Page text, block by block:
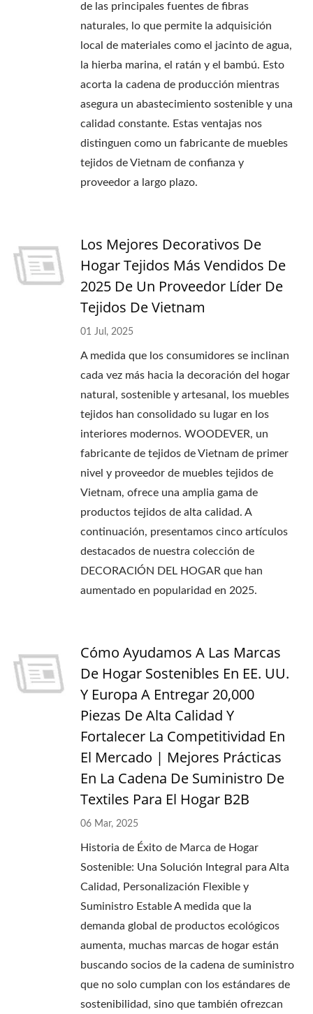
de las principales fuentes de fibras
naturales, lo que permite la adquisición
local de materiales como el jacinto de agua,
la hierba marina, el ratán y el bambú. Esto
acorta la cadena de producción mientras
asegura un abastecimiento sostenible y una
calidad constante. Estas ventajas nos
distinguen como un fabricante de muebles
tejidos de Vietnam de confianza y
proveedor a largo plazo.
Los Mejores Decorativos De
Hogar Tejidos Más Vendidos De
2025 De Un Proveedor Líder De
Tejidos De Vietnam
01 Jul, 2025
A medida que los consumidores se inclinan
cada vez más hacia la decoración del hogar
natural, sostenible y artesanal, los muebles
tejidos han consolidado su lugar en los
interiores modernos. WOODEVER, un
fabricante de tejidos de Vietnam de primer
nivel y proveedor de muebles tejidos de
Vietnam, ofrece una amplia gama de
productos tejidos de alta calidad. A
continuación, presentamos cinco artículos
destacados de nuestra colección de
DECORACIÓN DEL HOGAR que han
aumentado en popularidad en 2025.
Cómo Ayudamos A Las Marcas
De Hogar Sostenibles En EE. UU.
Y Europa A Entregar 20,000
Piezas De Alta Calidad Y
Fortalecer La Competitividad En
El Mercado | Mejores Prácticas
En La Cadena De Suministro De
Textiles Para El Hogar B2B
06 Mar, 2025
Historia de Éxito de Marca de Hogar
Sostenible: Una Solución Integral para Alta
Calidad, Personalización Flexible y
Suministro Estable A medida que la
demanda global de productos ecológicos
aumenta, muchas marcas de hogar están
buscando socios de la cadena de suministro
que no solo cumplan con los estándares de
sostenibilidad, sino que también ofrezcan